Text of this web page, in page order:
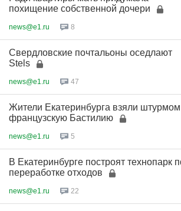
похищение собственной дочери
news@e1.ru 8
Свердловские почтальоны оседлают
Stels
news@e1.ru 47
Жители Екатеринбурга взяли штурмом
французскую Бастилию
news@e1.ru 5
В Екатеринбурге построят технопарк
переработке отходов
news@e1.ru 22